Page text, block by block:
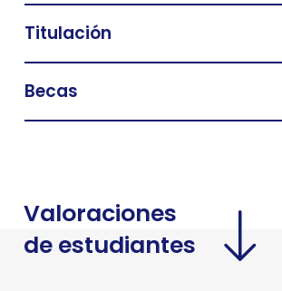
Titulación
Becas
Valoraciones
de estudiantes